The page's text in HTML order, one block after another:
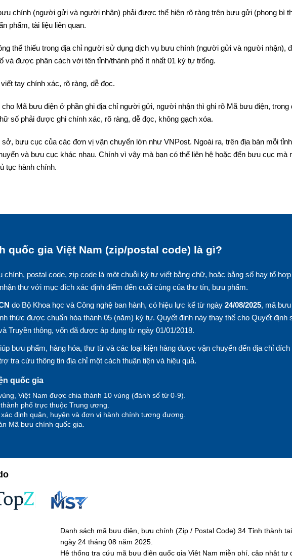
chính (người gửi và người nhận) phải được thể hiện rõ ràng trên bưu gửi (phong bì
phẩm, tài liệu liên quan.
thể thiếu trong địa chỉ người sử dụng dịch vụ bưu chính (người gửi và người nhận),
và được phân cách với tên tỉnh/thành phố ít nhất 01 ký tự trống.
tay chính xác, rõ ràng, dễ đọc.
Mã bưu điện ở phần ghi địa chỉ người gửi, người nhận thì ghi rõ Mã bưu điện, trong
số phải được ghi chính xác, rõ ràng, dễ đọc, không gạch xóa.
bưu cục của các đơn vị vận chuyển lớn như VNPost. Ngoài ra, trên địa bàn mỗi tỉnh
và bưu cục khác nhau. Chính vì vậy mà bạn có thể liên hệ hoặc đến bưu cục mà
tục hành chính.
quốc gia Việt Nam (zip/postal code) là gì?
chính, postal code, zip code là một chuỗi ký tự viết bằng chữ, hoặc bằng số hay tổ
thư với mục đích xác định điểm đến cuối cùng của thư tín, bưu phẩm.
do Bộ Khoa học và Công nghệ ban hành, có hiệu lực kể từ ngày 24/08/2025, mã
thức được chuẩn hóa thành 05 (năm) ký tự. Quyết định này thay thế cho Quyết định
Truyền thông, vốn đã được áp dụng từ ngày 01/01/2018.
bưu phẩm, hàng hóa, thư từ và các loại kiện hàng được vận chuyển đến địa chỉ đích
tra cứu thông tin địa chỉ một cách thuận tiện và hiệu quả.
quốc gia
Việt Nam được chia thành 10 vùng (đánh số từ 0-9).
phố trực thuộc Trung ương.
định quận, huyện và đơn vị hành chính tương đương.
Mã bưu chính quốc gia.
Danh sách mã bưu điện, bưu chính (Zip / Postal Code) 34 Tỉnh thành
ngày 24 tháng 08 năm 2025.
Hệ thống tra cứu mã bưu điện quốc gia Việt Nam miễn phí, cập nhật tự